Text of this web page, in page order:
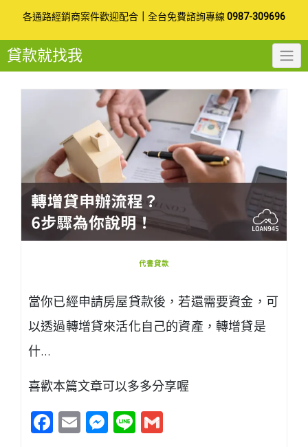
to
content
各通路經銷商案件歡迎配合 全台免費諮詢專線 0987-309696
貸款就找我
代書貸款
當你已經申請房屋貸款後，若還需要資金，可
以透過轉增貸來活化自己的資產，轉增貸是
什…
喜歡本篇文章可以多多分享喔
Facebook
EmailMessenger
Line